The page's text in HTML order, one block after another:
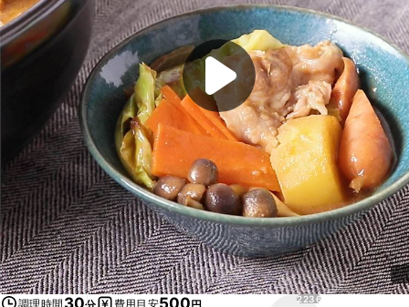
調理時間 30分 費用目安500円 2236